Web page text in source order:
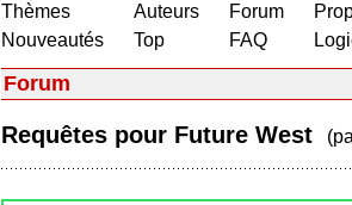
Thèmes
Nouveautés
Auteurs
Top
Forum
FAQ
Forum
Requêtes pour Future West